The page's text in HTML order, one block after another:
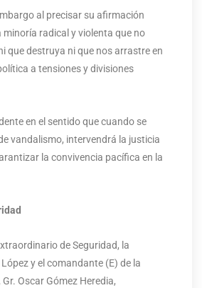
al precisar su afirmación
minoría radical y violenta que no
que destruya ni que nos arrastre en
a tensiones y divisiones
en el sentido que cuando se
vandalismo, intervendrá la justicia
la convivencia pacífica en la
de Seguridad, la
y el comandante (E) de la
Oscar Gómez Heredia,